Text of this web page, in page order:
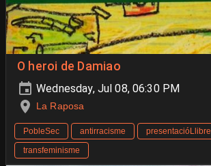
O heroi de Damiao
Wednesday, Jul 08, 06:30 PM
La Raposa
PobleSec antirracisme
presentacióLlibre
transfeminisme